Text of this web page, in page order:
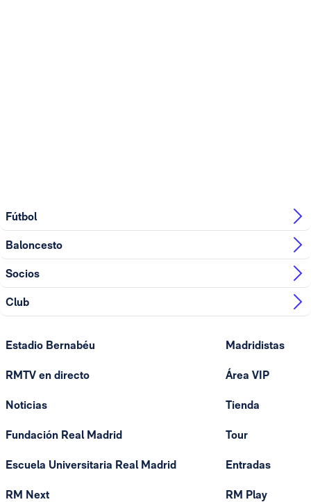
Fútbol
Baloncesto
Socios
Club
Estadio Bernabéu
RMTV en directo
Noticias
Fundación Real Madrid
Escuela Universitaria Real Madrid
RM Next
Madridistas
Área VIP
Tienda
Tour
Entradas
RM Play